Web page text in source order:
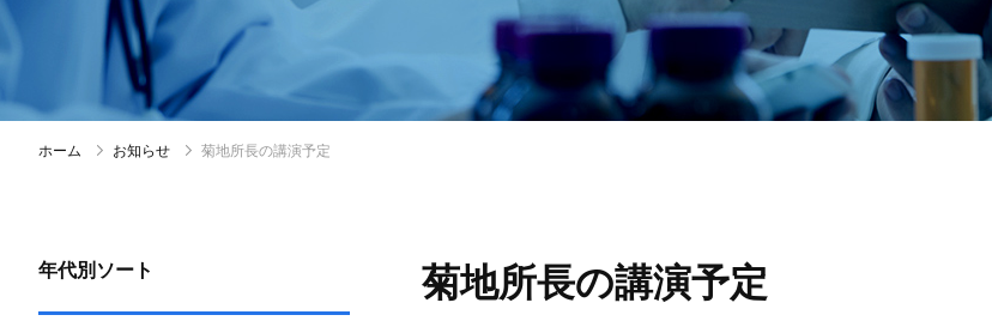
ホーム お知らせ 菊地所長の講演予定
菊地所長の講演予定
年代別ソート